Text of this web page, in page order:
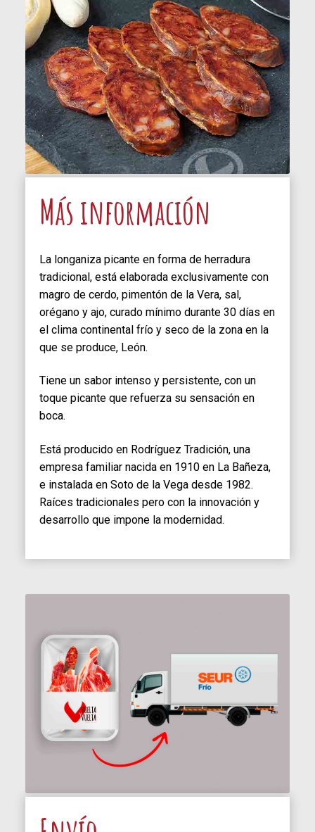
Más información
La longaniza picante en forma de herradura
tradicional, está elaborada exclusivamente con
magro de cerdo, pimentón de la Vera, sal,
orégano y ajo, curado mínimo durante 30 días en
el clima continental frío y seco de la zona en la
que se produce, León.
Tiene un sabor intenso y persistente, con un
toque picante que refuerza su sensación en
boca.
Está producido en Rodríguez Tradición, una
empresa familiar nacida en 1910 en La Bañeza,
e instalada en Soto de la Vega desde 1982.
Raíces tradicionales pero con la innovación y
desarrollo que impone la modernidad.